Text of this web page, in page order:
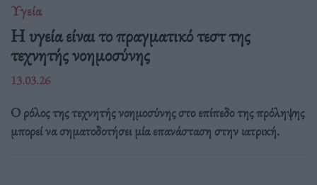
Υγεία
H υγεία είναι το πραγματικό τεστ της
τεχνητής νοημοσύνης
13.03.26
Ο ρόλος της τεχνητής νοημοσύνης στο επίπεδο της πρόληψης
μπορεί να σηματοδοτήσει μία επανάσταση στην ιατρική.